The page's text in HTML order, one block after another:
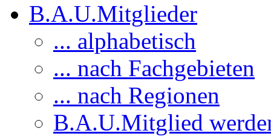
B.A.U.Mitglieder
... alphabetisch
... nach Fachgebieten
... nach Regionen
B.A.U.Mitglied